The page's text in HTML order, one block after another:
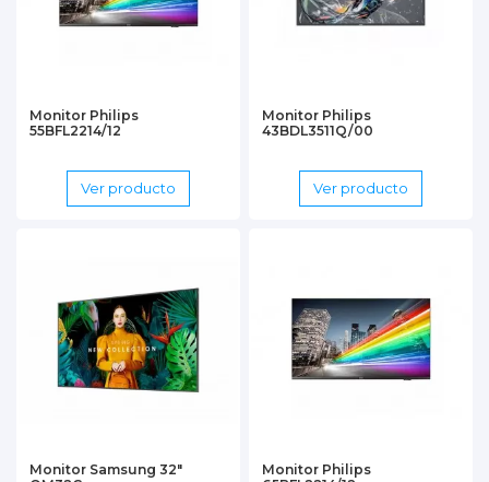
Monitor Philips
55BFL2214/12
Ver producto
Monitor Philips
43BDL3511Q/00
Ver producto
Monitor Samsung 32"
Monitor Philips